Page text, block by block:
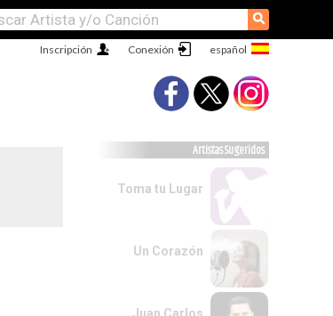
⚲
Conexión
Inscripción
Artistas Sugeridos
Toma tu Lugar
Un Corazón